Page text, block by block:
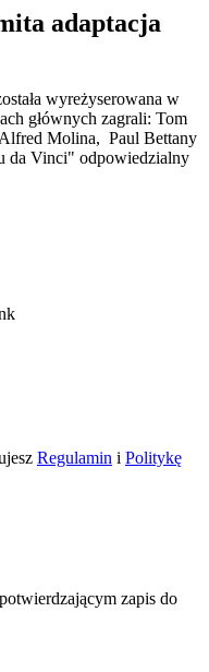
adaptacja
wyreżyserowana w
głównych zagrali: Tom
Molina, Paul Bettany
da Vinci" odpowiedzialny
Regulamin i Politykę
zapis do